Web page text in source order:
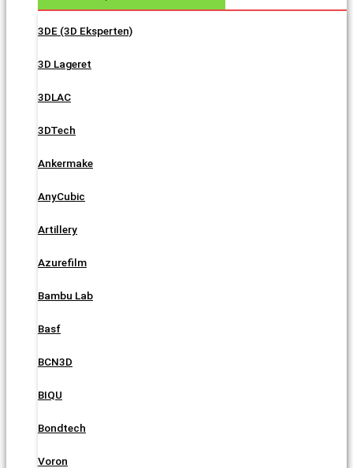
3DE (3D Eksperten)
3D Lageret
3DLAC
3DTech
Ankermake
AnyCubic
Artillery
Azurefilm
Bambu Lab
Basf
BCN3D
BIQU
Bondtech
Voron